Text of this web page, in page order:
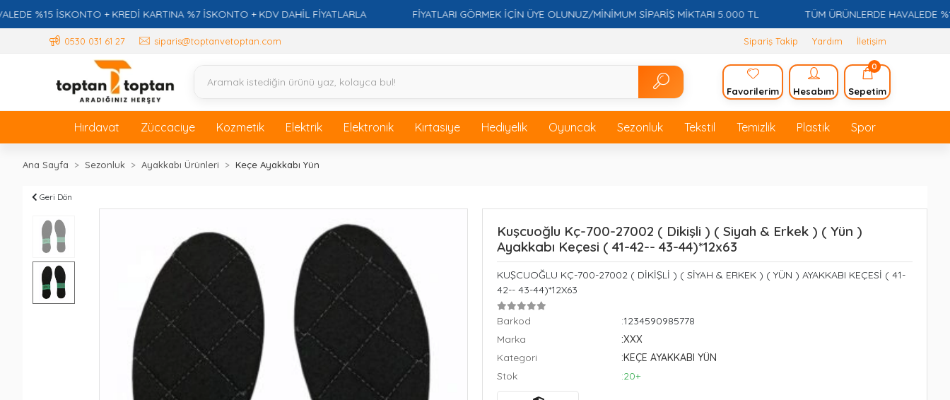
İSKONTO + KREDİ KARTINA %7 İSKONTO + KDV DAHİL FİYATLARLA FİYATLARI GÖRMEK İÇİN ÜYE OLUNUZ/MİNİMUM SİPARİŞ MİKTARI 5.000 TL TÜM ÜRÜNLERDE HAVALEDE %15
0530 031 61 27 siparis@toptanvetoptan.com Sipariş Takip Yardım İletişim
Favorilerim Hesabım
0
Sepetim
Hırdavat Züccaciye Kozmetik Elektrik Elektronik Kırtasiye Hediyelik Oyuncak Sezonluk Tekstil Temizlik Plastik Spor
Ana Sayfa Sezonluk Ayakkabı Ürünleri Keçe Ayakkabı Yün
Geri Dön
Kuşcuoğlu Kç-700-27002 ( Dikişli ) ( Siyah & Erkek ) ( Yün )
Ayakkabı Keçesi ( 41-42-- 43-44)*12x63
KUŞCUOĞLU KÇ-700-27002 ( DİKİŞLİ ) ( SİYAH & ERKEK ) ( YÜN ) AYAKKABI KEÇESİ ( 41-
42-- 43-44)*12X63
Barkod
:1234590985778
Marka
:XXX
Kategori
:KEÇE AYAKKABI YÜN
Stok
:20+